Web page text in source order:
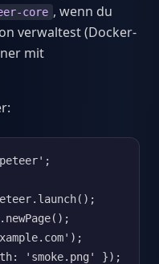
core , wenn du
verwaltest (Docker-
mit
'smoke.png' });